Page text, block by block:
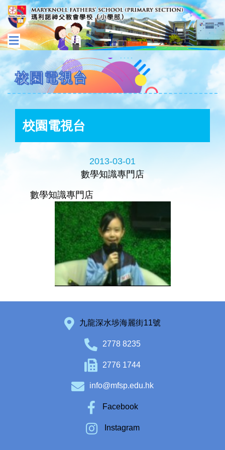
校園電視台
校園電視台
2013-03-01
數學知識專門店
數學知識專門店
九龍深水埗海麗街11號
2778 8235
2776 1744
info@mfsp.edu.hk
Facebook
Instagram